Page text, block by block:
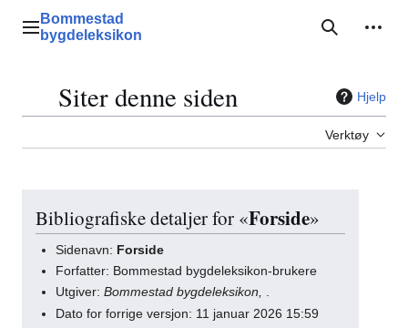
innholdHovedmeny
Bommestad
bygdeleksikon
Søk
Vis/skjul innholdsfortegnelsen
Siter denne siden Hjelp
Verktøy
Bibliografiske detaljer for «Forside»
Sidenavn: Forside
Forfatter: Bommestad bygdeleksikon-brukere
Utgiver:Bommestad bygdeleksikon, .
Dato for forrige versjon: 11 januar 2026 15:59